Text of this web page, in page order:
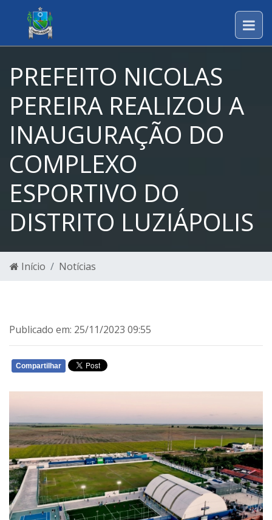
PREFEITO NICOLAS
PEREIRA REALIZOU A
INAUGURAÇÃO DO
COMPLEXO
ESPORTIVO DO
DISTRITO LUZIÁPOLIS
Início Notícias
Publicado em: 25/11/2023 09:55
Compartilhar